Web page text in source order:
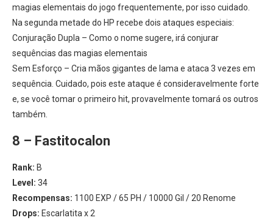
magias elementais do jogo frequentemente, por isso cuidado.
Na segunda metade do HP recebe dois ataques especiais:
Conjuração Dupla – Como o nome sugere, irá conjurar
sequências das magias elementais
Sem Esforço – Cria mãos gigantes de lama e ataca 3 vezes em
sequência. Cuidado, pois este ataque é consideravelmente forte
e, se você tomar o primeiro hit, provavelmente tomará os outros
também.
8 – Fastitocalon
Rank: B
Level: 34
Recompensas: 1100 EXP / 65 PH / 10000 Gil / 20 Renome
Drops: Escarlatita x 2